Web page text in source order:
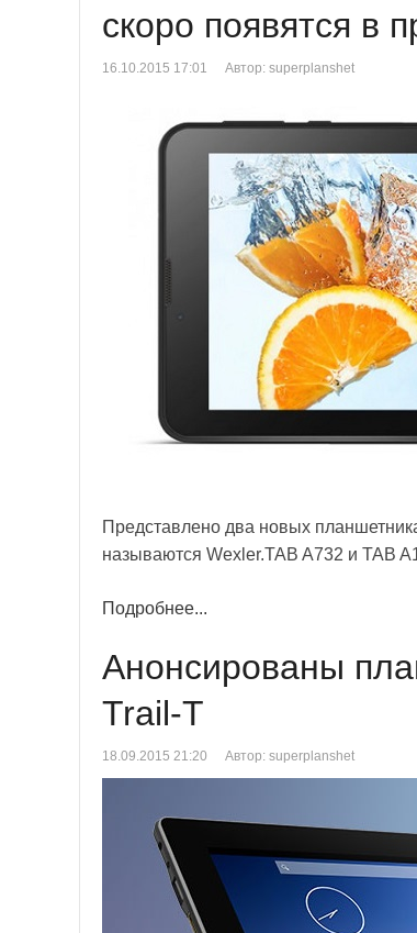
скоро появятся в
16.10.2015 17:01 Автор: superplanshet
Представлено два новых
называются Wexler.TAB A732 и TAB
Подробнее...
Анонсированы
Trail-T
18.09.2015 21:20 Автор: superplanshet